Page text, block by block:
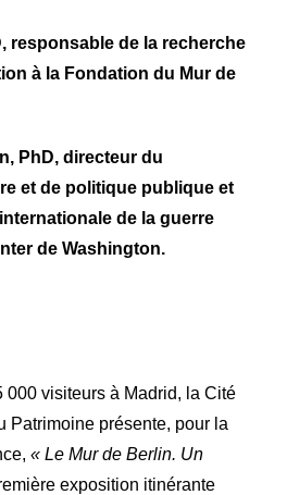
responsable de la recherche
à la Fondation du Mur de
PhD, directeur du
et de politique publique et
de la guerre
de Washington.
000 visiteurs à Madrid, la Cité
Patrimoine présente, pour la
« Le Mur de Berlin. Un
exposition itinérante